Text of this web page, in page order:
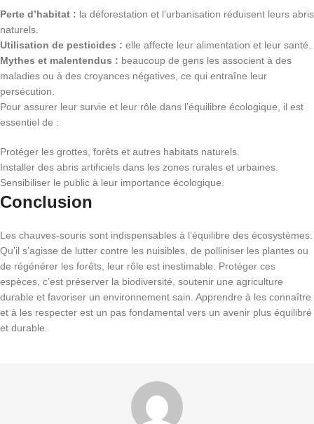
Perte d’habitat : la déforestation et l’urbanisation réduisent leurs abris
naturels.
Utilisation de pesticides : elle affecte leur alimentation et leur santé.
Mythes et malentendus : beaucoup de gens les associent à des
maladies ou à des croyances négatives, ce qui entraîne leur
persécution.
Pour assurer leur survie et leur rôle dans l’équilibre écologique, il est
essentiel de :
Protéger les grottes, forêts et autres habitats naturels.
Installer des abris artificiels dans les zones rurales et urbaines.
Sensibiliser le public à leur importance écologique.
Conclusion
Les chauves-souris sont indispensables à l’équilibre des écosystèmes.
Qu’il s’agisse de lutter contre les nuisibles, de polliniser les plantes ou
de régénérer les forêts, leur rôle est inestimable. Protéger ces
espèces, c’est préserver la biodiversité, soutenir une agriculture
durable et favoriser un environnement sain. Apprendre à les connaître
et à les respecter est un pas fondamental vers un avenir plus équilibré
et durable.